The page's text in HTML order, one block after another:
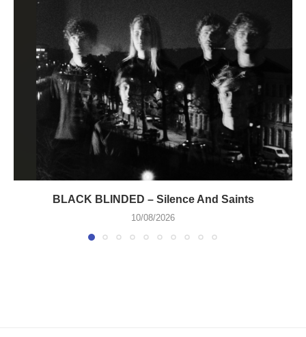
BLACK BLINDED – Silence And Saints
10/08/2026